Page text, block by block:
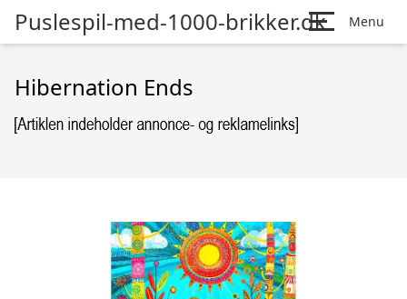
Puslespil-med-1000-brikker.dk Menu
Hibernation Ends